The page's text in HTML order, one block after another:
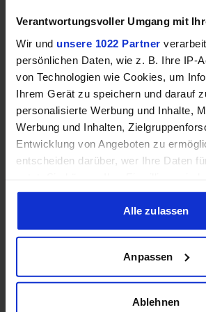
Verantwortungsvoller Umgang mit
Wir und unsere 1022 Partner
persönlichen Daten, wie z. B. Ihre IP-
von Technologien wie Cookies, um
Ihrem Gerät zu speichern und darauf
personalisierte Werbung und Inhalte,
Werbung und Inhalten,
Entwicklung von Angeboten zu
entscheiden darüber, wer Ihre Daten
Cookie-Erklärung oder durch Klicken
Trigger Symbol ändern oder widerrufen
Informationen über Ihre
welche bis auf einige Meter genau
Ihr Gerät durch aktives Scannen
Alle zulassen
Anpassen
Ablehnen
Samsung Odyssey OLED G6 (240Hz,
FreeSync Premium, 99%
Acer Predator Ultrawide (240Hz,
curved, FreeSync Premium Pro,